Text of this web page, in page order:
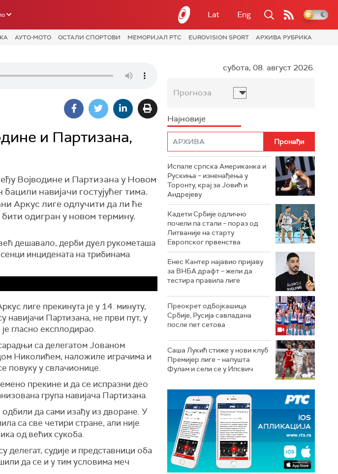
Lat Eng
АУТО-МОТО ОСТАЛИ СПОРТОВИ МЕМОРИЈАЛ РТС EUROVISION SPORT АРХИВА РУБРИКА
и Партизана,
Војводине и Партизана у Новом
навијачи гостујућег тима.
Аркус лиге одлучити да ли ће
одигран у новом термину.
дешавало, дерби дуел рукометаша
инцидената на трибинама
лиге прекинута је у 14. минуту,
навијачи Партизана, не први пут, у
гласно експлодирао.
са делегатом Јованом
Николићем, наложиле играчима и
повуку у свлачионице.
прекине и да се испразни део
група навијача Партизана.
да сами изађу из дворане. У
са све четири стране, али није
од већих сукоба.
судије и представници оба
да се и у тим условима меч
субота, 08. август 2026.
Прогноза
Најновије
Испале српска Американка и
Рускиња – изненађења у
Торонту, крај за Јовић и
Андрејеву
Кадети Србије одлично
почели па стали – пораз од
Литваније на старту
Европског првенства
Енес Кантер најавио пријаву
за ВНБА драфт – жели да
тестира правила лиге
Преокрет одбојкашица
Србије, Русија савладана
после пет сетова
Саша Лукић стиже у нови клуб
Премијер лиге – напушта
Фулам и сели се у Ипсвич